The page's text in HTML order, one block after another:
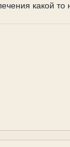
какой